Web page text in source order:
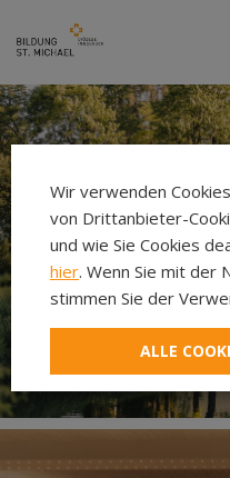
Wir verwenden
von Drittanbieter-
und wie Sie Cookies
hier. Wenn Sie mit der
stimmen Sie der
ALLE